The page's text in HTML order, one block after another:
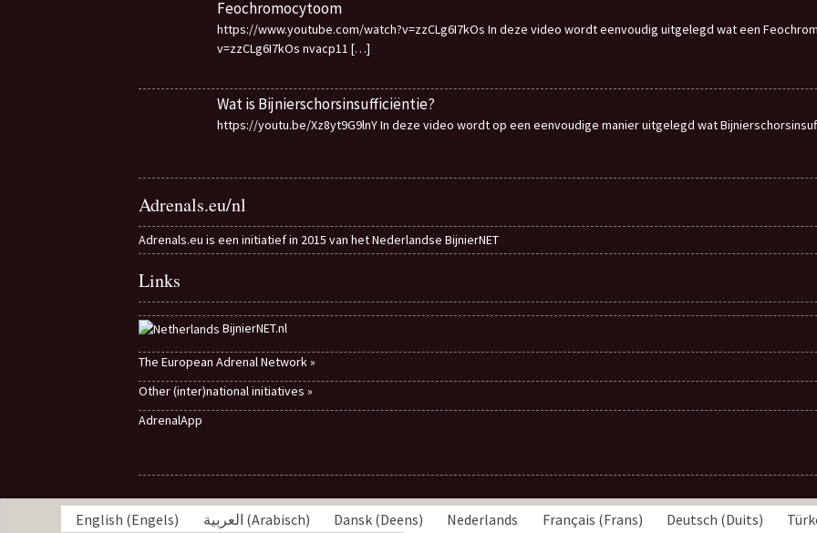
Feochromocytoom
https://www.youtube.com/watch?v=zzCLg6I7kOs In deze video wordt eenvoudig uitgelegd wat een
v=zzCLg6I7kOs nvacp11 […]
Wat is Bijnierschorsinsufficiëntie?
https://youtu.be/Xz8yt9G9lnY In deze video wordt op een eenvoudige manier uitgelegd wat
Adrenals.eu/nl
Adrenals.eu is een initiatief in 2015 van het Nederlandse BijnierNET
Links
BijnierNET.nl
The European Adrenal Network »
Other (inter)national initiatives »
AdrenalApp
English (Engels) العربية (Arabisch) Dansk(Deens) Nederlands Français (Frans) Deutsch (Duits)